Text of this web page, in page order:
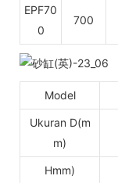
EPF70
0
700
Model
Ukuran D(m
m)
Hmm)